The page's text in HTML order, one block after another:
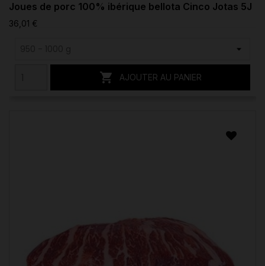
Joues de porc 100% ibérique bellota Cinco Jotas 5J
36,01 €
 AJOUTER AU PANIER